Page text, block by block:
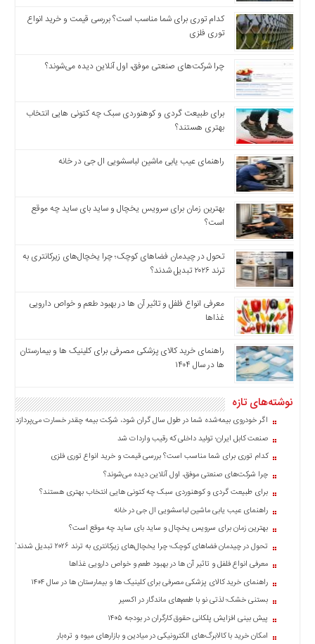
کدام توری برای شما مناسب است؟ بررسی قیمت و خرید انواع
توری فلزی
چرا شرکت‌های صنعتی موفق، اول آنلاین دیده می‌شوند؟
برای طبیعت گردی و کوهنوردی سبک چه کتونی هایی انتخاب
بهتری هستند؟
راهنمای عیب یابی ماشین لباسشویی ال جی در خانه
بهترین زمان برای سرویس یخچال و ساید بای ساید چه موقع
است؟
تحول در چیدمان فضاهای کوچک؛ چرا یخچال‌های زیرکانتری به
ترند ۲۰۲۶ تبدیل شدند؟
معرفی انواع فلفل و تاثیر آن ‌ها در بهبود طعم و خواص دارویی
غذاها
راهنمای خرید کالای پزشکی مصرفی برای کلینیک ها و بیمارستان
ها در سال ۱۴۰۴
نوشته‌های تازه
اگر خودروی بیمه‌شده شما در طول سال گران شود، شرکت بیمه چقدر خسارت می‌پردازد؟
صنعت کابل ایران؛ تولید داخلی که رقیب واردات شد
کدام توری برای شما مناسب است؟ بررسی قیمت و خرید انواع توری فلزی
چرا شرکت‌های صنعتی موفق، اول آنلاین دیده می‌شوند؟
برای طبیعت گردی و کوهنوردی سبک چه کتونی هایی انتخاب بهتری هستند؟
راهنمای عیب یابی ماشین لباسشویی ال جی در خانه
بهترین زمان برای سرویس یخچال و ساید بای ساید چه موقع است؟
تحول در چیدمان فضاهای کوچک؛ چرا یخچال‌های زیرکانتری به ترند ۲۰۲۶ تبدیل شدند؟
معرفی انواع فلفل و تاثیر آن ‌ها در بهبود طعم و خواص دارویی غذاها
راهنمای خرید کالای پزشکی مصرفی برای کلینیک ها و بیمارستان ها در سال ۱۴۰۴
بستنی خشک؛ لذتی نو با طعم‌های ماندگار در اکسیر
پیش بینی افزایش پلکانی حقوق کارگران در بودجه ۱۴۰۵
امکان خرید با کالابرگ‌های الکترونیکی در میادین و بازارهای میوه و تره‌بار